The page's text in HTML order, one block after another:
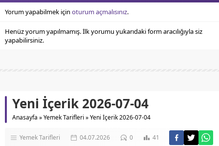
Ki Her...
Yorum yapabilmek için oturum açmalısınız.
Henüz yorum yapılmamış. İlk yorumu yukarıdaki form aracılığıyla siz
yapabilirsiniz.
Yeni İçerik 2026-07-04
Anasayfa »Yemek Tarifleri »Yeni İçerik 2026-07-04
Yemek Tarifleri 04.07.2026 0 41